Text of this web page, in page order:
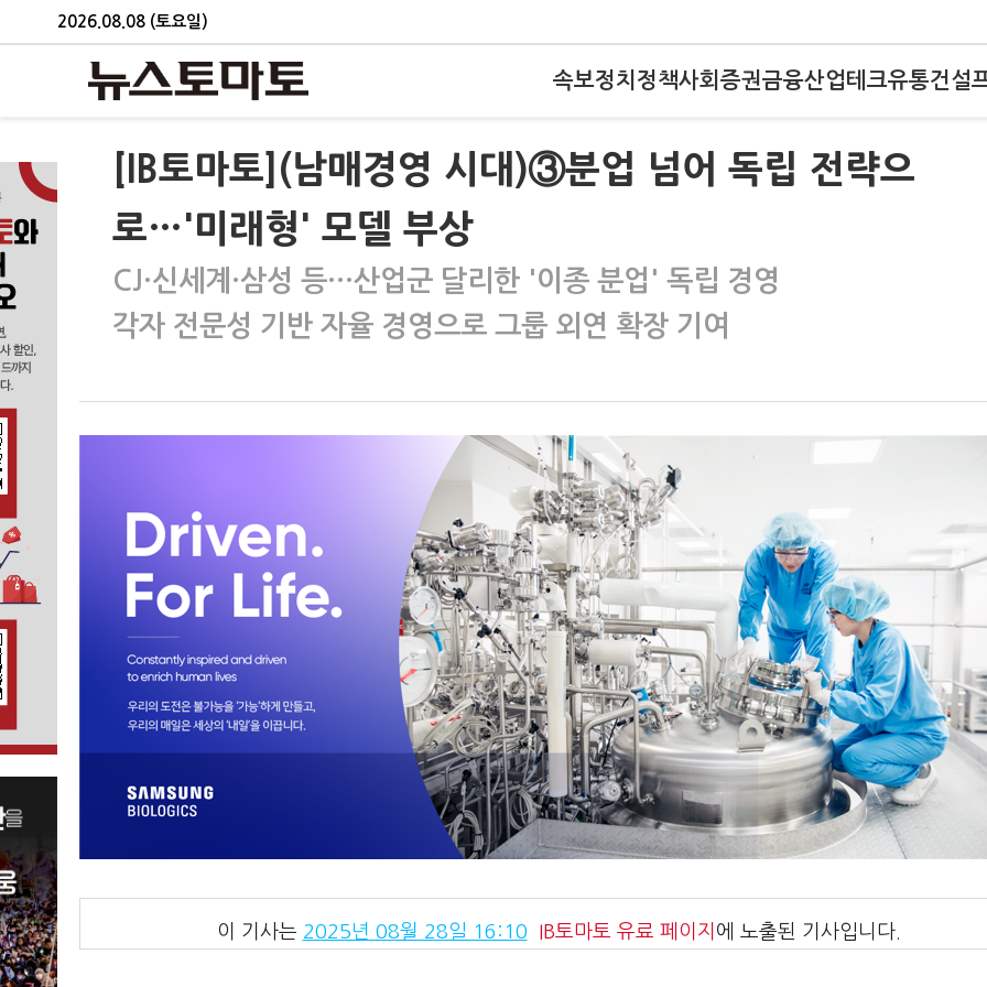
2026.08.08 (토요일)
속보정치 정책사회 증권금융산업테크유통건설
[IB토마토](남매경영 시대)③분업 넘어 독립 전략으
로…'미래형' 모델 부상
CJ·신세계·삼성 등…산업군 달리한 '이종 분업' 독립 경영
각자 전문성 기반 자율 경영으로 그룹 외연 확장 기여
이 기사는 2025년 08월 28일 16:10 IB토마토 유료 페이지 에 노출된 기사입니다.